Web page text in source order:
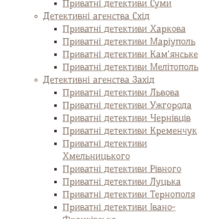
Приватні детективи Суми
Детективні агенства Схід
Приватні детективи Харкова
Приватні детективи Маріуполь
Приватні детективи Кам’янське
Приватні детективи Мелітополь
Детективні агенства Захід
Приватні детективи Львова
Приватні детективи Ужгорода
Приватні детективи Чернівців
Приватні детективи Кременчук
Приватні детективи
Хмельницького
Приватні детективи Рівного
Приватні детективи Луцька
Приватні детективи Тернополя
Приватні детективи Івано-